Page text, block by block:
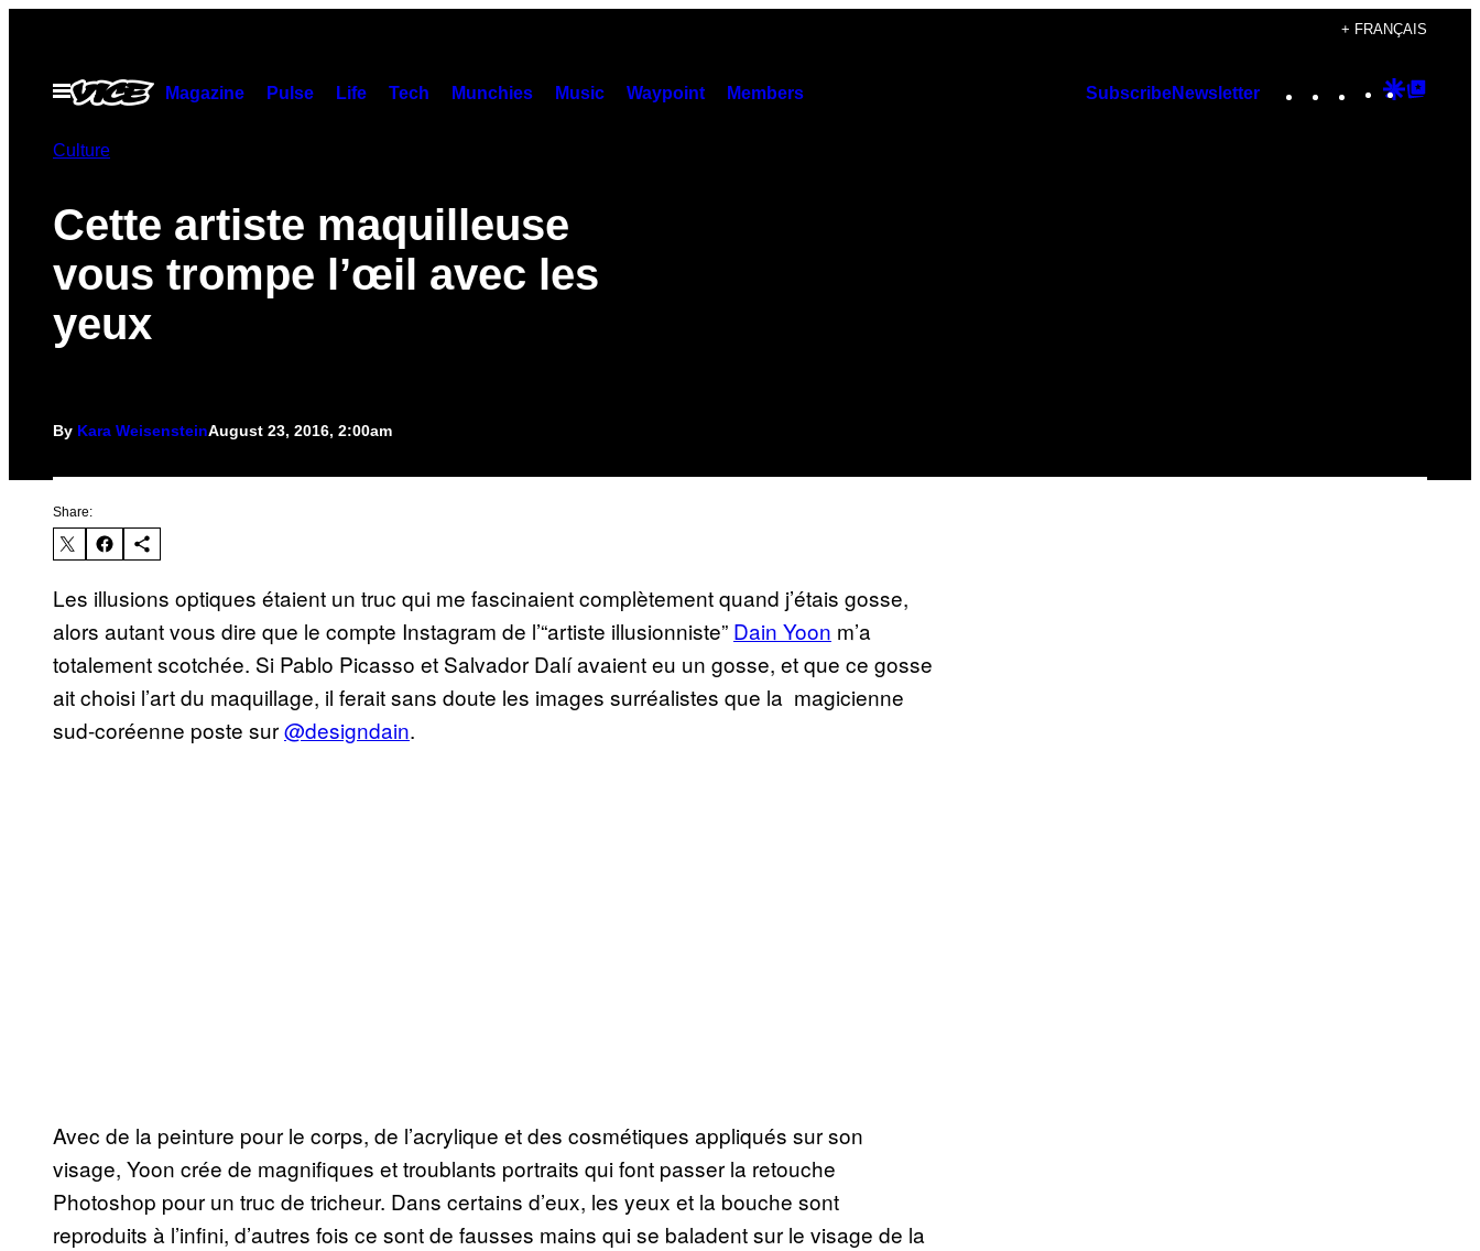
content
+ FRANÇAIS
Open
Menu
Magazine Pulse Life Tech Munchies Music Waypoint Members SubscribeNewsletter Instagram
TikTok
YouTube
Google
Culture
Cette artiste maquilleuse
vous trompe l’œil avec les
yeux
By Kara WeisensteinAugust 23, 2016, 2:00am
Share:
Les illusions optiques étaient un truc qui me fascinaient complètement quand j’étais gosse,
alors autant vous dire que le compte Instagram de l’“artiste illusionniste” Dain Yoon m’a
totalement scotchée. Si Pablo Picasso et Salvador Dalí avaient eu un gosse, et que ce gosse
ait choisi l’art du maquillage, il ferait sans doute les images surréalistes que la magicienne
sud-coréenne poste sur@designdain.
Avec de la peinture pour le corps, de l’acrylique et des cosmétiques appliqués sur son
visage, Yoon crée de magnifiques et troublants portraits qui font passer la retouche
Photoshop pour un truc de tricheur. Dans certains d’eux, les yeux et la bouche sont
reproduits à l’infini, d’autres fois ce sont de fausses mains qui se baladent sur le visage de la